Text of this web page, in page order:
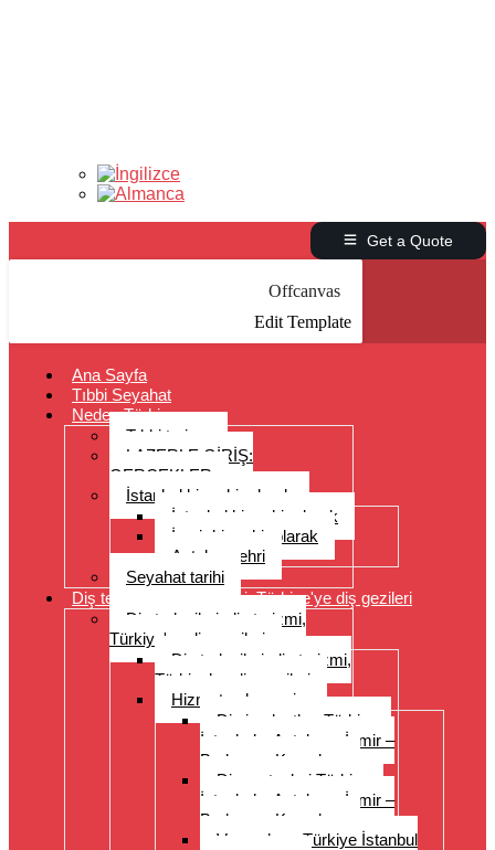
Get a Quote
Offcanvas
Edit Template
Ana Sayfa
Tıbbi Seyahat
Neden Türkiye
Tıbbi turizm
LAZERLE GİRİŞ:
GERÇEKLER
İstanbul bir şehir olarak
İstanbul bir şehir olarak
İzmir bir şehir olarak
Antalya şehri
Seyahat tarihi
Diş tedavileri, diş turizmi, Türkiye'ye diş gezileri
Diş tedavileri, diş turizmi,
Türkiye'ye diş gezileri
Diş tedavileri, diş turizmi,
Türkiye’ye diş gezileri
Hizmet yelpazesi
Diş implantları Türkiye –
İstanbul – Antalya – İzmir –
Bodrum – Kuşadası
Diş protezleri Türkiye –
İstanbul – Antalya – İzmir –
Bodrum – Kuşadası
Veneerler – Türkiye İstanbul